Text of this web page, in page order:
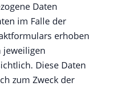
Daten
im Falle der
erhoben
jeweiligen
Diese Daten
zum Zweck der